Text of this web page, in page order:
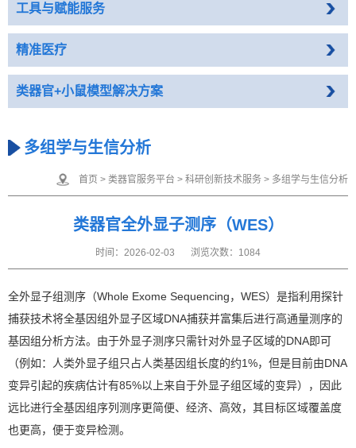
工具与赋能服务
精准医疗
类器官+小鼠模型解决方案
多组学与生信分析
首页 > 类器官服务平台 > 科研创新技术服务 > 多组学与生信分析
类器官全外显子测序（WES）
时间：2026-02-03 浏览次数：1084
全外显⼦组测序（Whole Exome Sequencing，WES）是指利⽤探针
捕获技术将全基因组外显⼦区域DNA捕获并富集后进⾏⾼通量测序的
基因组分析⽅法。由于外显⼦测序只需针对外显⼦区域的DNA即可
（例如：⼈类外显⼦组只占⼈类基因组⻓度的约1%，但是⽬前由DNA
变异引起的疾病估计有85%以上来⾃于外显⼦组区域的变异），因此
远⽐进⾏全基因组序列测序更简便、经济、⾼效，其⽬标区域覆盖度
也更⾼，便于变异检测。